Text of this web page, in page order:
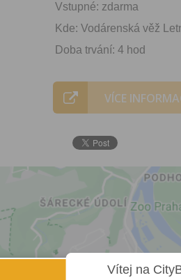
Vstupné: zdarma
Kde: Vodárenská věž
Doba trvání: 4 hod
VÍCE
Vítej na